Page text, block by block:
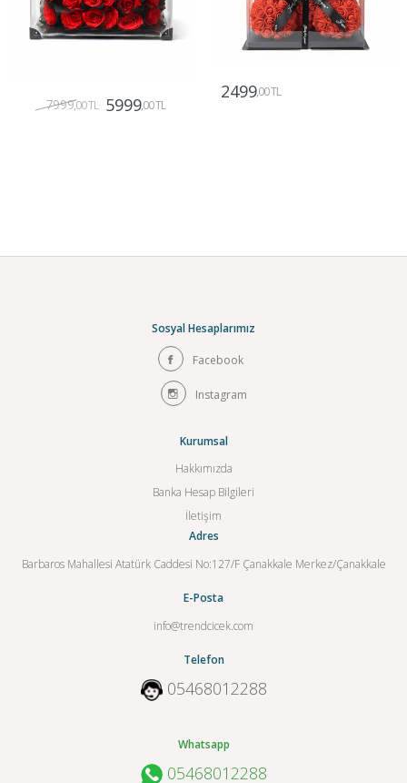
7999,00 TL 5999,00 TL
2499,00 TL
Sosyal Hesaplarımız
Facebook
Instagram
Kurumsal
Hakkımızda
Banka Hesap Bilgileri
İletişim
Adres
Barbaros Mahallesi Atatürk Caddesi No:127/F Çanakkale Merkez/Çanakkale
E-Posta
info@trendcicek.com
Telefon
05468012288
Whatsapp
05468012288